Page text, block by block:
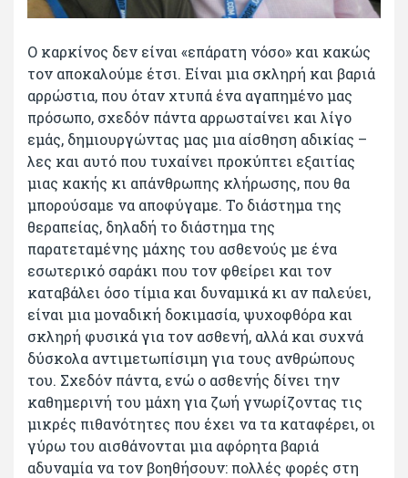
Ο καρκίνος δεν είναι «επάρατη νόσο» και κακώς
τον αποκαλούμε έτσι. Είναι μια σκληρή και βαριά
αρρώστια, που όταν χτυπά ένα αγαπημένο μας
πρόσωπο, σχεδόν πάντα αρρωσταίνει και λίγο
εμάς, δημιουργώντας μας μια αίσθηση αδικίας –
λες και αυτό που τυχαίνει προκύπτει εξαιτίας
μιας κακής κι απάνθρωπης κλήρωσης, που θα
μπορούσαμε να αποφύγαμε. Το διάστημα της
θεραπείας, δηλαδή το διάστημα της
παρατεταμένης μάχης του ασθενούς με ένα
εσωτερικό σαράκι που τον φθείρει και τον
καταβάλει όσο τίμια και δυναμικά κι αν παλεύει,
είναι μια μοναδική δοκιμασία, ψυχοφθόρα και
σκληρή φυσικά για τον ασθενή, αλλά και συχνά
δύσκολα αντιμετωπίσιμη για τους ανθρώπους
του. Σχεδόν πάντα, ενώ ο ασθενής δίνει την
καθημερινή του μάχη για ζωή γνωρίζοντας τις
μικρές πιθανότητες που έχει να τα καταφέρει, οι
γύρω του αισθάνονται μια αφόρητα βαριά
αδυναμία να τον βοηθήσουν: πολλές φορές στη